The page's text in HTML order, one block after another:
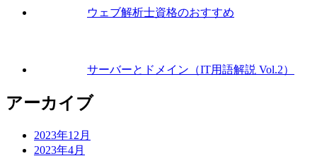
ウェブ解析士資格のおすすめ
サーバーとドメイン（IT用語解説 Vol.2）
アーカイブ
2023年12月
2023年4月